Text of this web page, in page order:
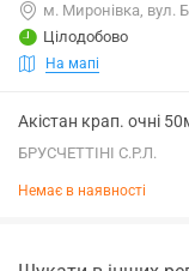
м. Миронівка, вул.
Цілодобово
На мапі
Акістан крап. очні
БРУСЧЕТТІНІ С.Р.Л.
Немає в наявності